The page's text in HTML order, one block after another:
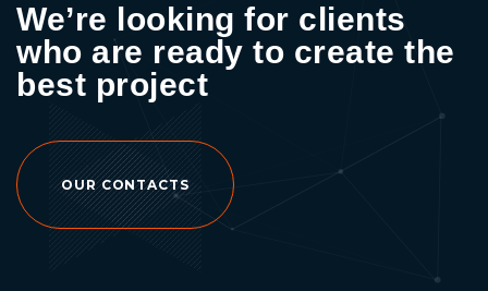
We’re looking for clients
who are ready to create the
best project
OUR CONTACTS